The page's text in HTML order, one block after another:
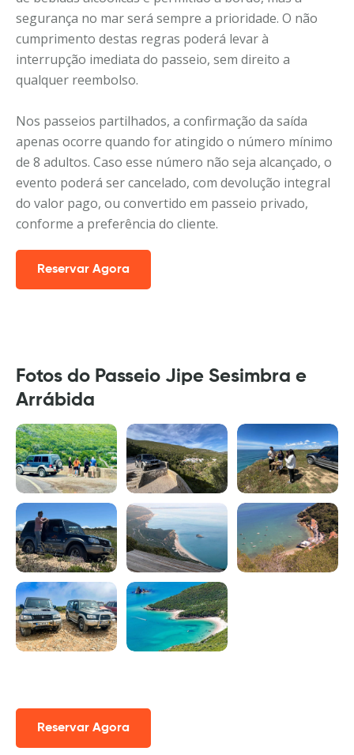
segurança no mar será sempre a prioridade. O não
cumprimento destas regras poderá levar à
interrupção imediata do passeio, sem direito a
qualquer reembolso.
Nos passeios partilhados, a confirmação da saída
apenas ocorre quando for atingido o número mínimo
de 8 adultos. Caso esse número não seja alcançado, o
evento poderá ser cancelado, com devolução integral
do valor pago, ou convertido em passeio privado,
conforme a preferência do cliente.
Reservar Agora
Fotos do Passeio Jipe Sesimbra e
Arrábida
Reservar Agora